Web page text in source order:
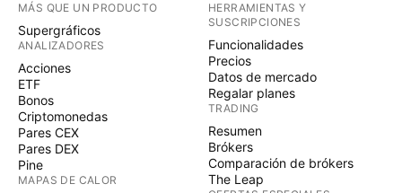
MÁS QUE UN PRODUCTO
Supergráficos
ANALIZADORES
Acciones
ETF
Bonos
Criptomonedas
Pares CEX
Pares DEX
Pine
MAPAS DE CALOR
HERRAMIENTAS Y
SUSCRIPCIONES
Funcionalidades
Precios
Datos de mercado
Regalar planes
TRADING
Resumen
Brókers
Comparación de brókers
The Leap